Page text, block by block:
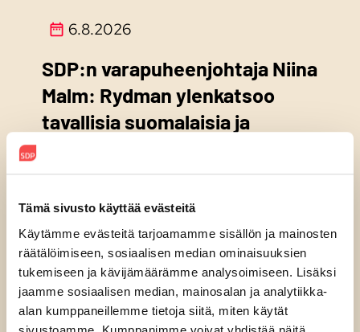
Tämä sivusto käyttää evästeitä
Käytämme evästeitä tarjoamamme sisällön ja mainosten
räätälöimiseen, sosiaalisen median ominaisuuksien
tukemiseen ja kävijämäärämme analysoimiseen. Lisäksi
jaamme sosiaalisen median, mainosalan ja analytiikka-
alan kumppaneillemme tietoja siitä, miten käytät
6.8.2026
SDP:n varapuheenjohtaja Niina
Malm: Rydman ylenkatsoo
tavallisia suomalaisia ja